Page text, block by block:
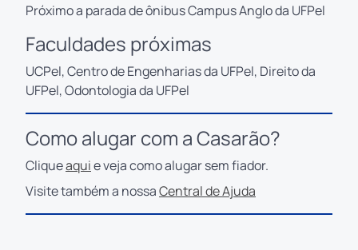
Próximo a parada de ônibus Campus Anglo da UFPel
Faculdades próximas
UCPel, Centro de Engenharias da UFPel, Direito da
UFPel, Odontologia da UFPel
Como alugar com a Casarão?
Cliqueaquie veja como alugar sem fiador.
Visite também a nossaCentral de Ajuda